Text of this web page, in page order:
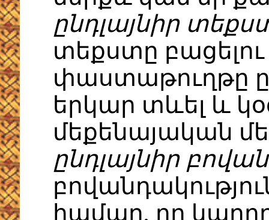
ընդլայնիր
տեքստը
փաստաթուղթը
երկար տևել և
մեքենայական
ընդլայնիր
համար, որ